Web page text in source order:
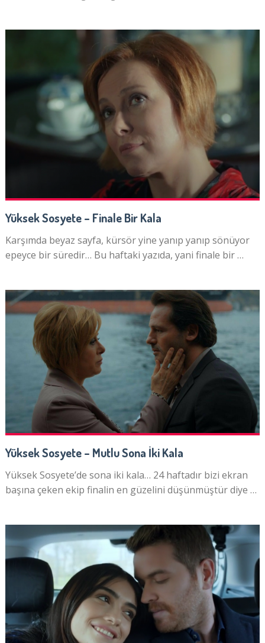
Yüksek Sosyete – Finale Bir Kala
Karşımda beyaz sayfa, kürsör yine yanıp yanıp sönüyor
epeyce bir süredir… Bu haftaki yazıda, yani finale bir …
Yüksek Sosyete – Mutlu Sona İki Kala
Yüksek Sosyete’de sona iki kala… 24 haftadır bizi ekran
başına çeken ekip finalin en güzelini düşünmüştür diye …